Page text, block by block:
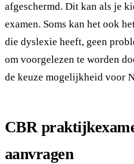
afgeschermd. Dit kan als je
examen. Soms kan het ook
die dyslexie heeft, geen
om voorgelezen te worden
de keuze mogelijkheid voor
CBR
aanvragen